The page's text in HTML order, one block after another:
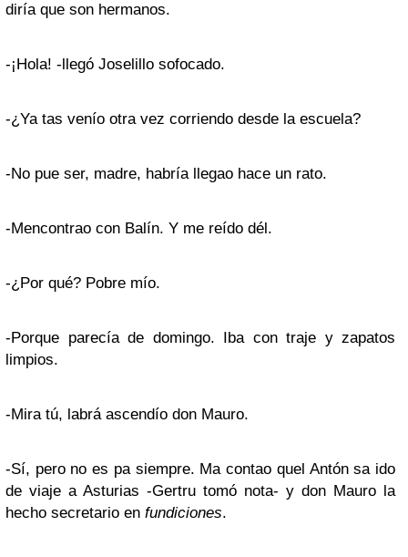
diría que son hermanos.
-¡Hola! -llegó Joselillo sofocado.
-¿Ya tas venío otra vez corriendo desde la escuela?
-No pue ser, madre, habría llegao hace un rato.
-Mencontrao con Balín. Y me reído dél.
-¿Por qué? Pobre mío.
-Porque parecía de domingo. Iba con traje y zapatos
limpios.
-Mira tú, labrá ascendío don Mauro.
-Sí, pero no es pa siempre. Ma contao quel Antón sa ido
de viaje a Asturias -Gertru tomó nota- y don Mauro la
hecho secretario en fundiciones.